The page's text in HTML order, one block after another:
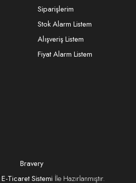
Siparişlerim
Stok Alarm Listem
Alışveriş Listem
Fiyat Alarm Listem
Bravery
E-Ticaret Sistemi İle Hazırlanmıştır.